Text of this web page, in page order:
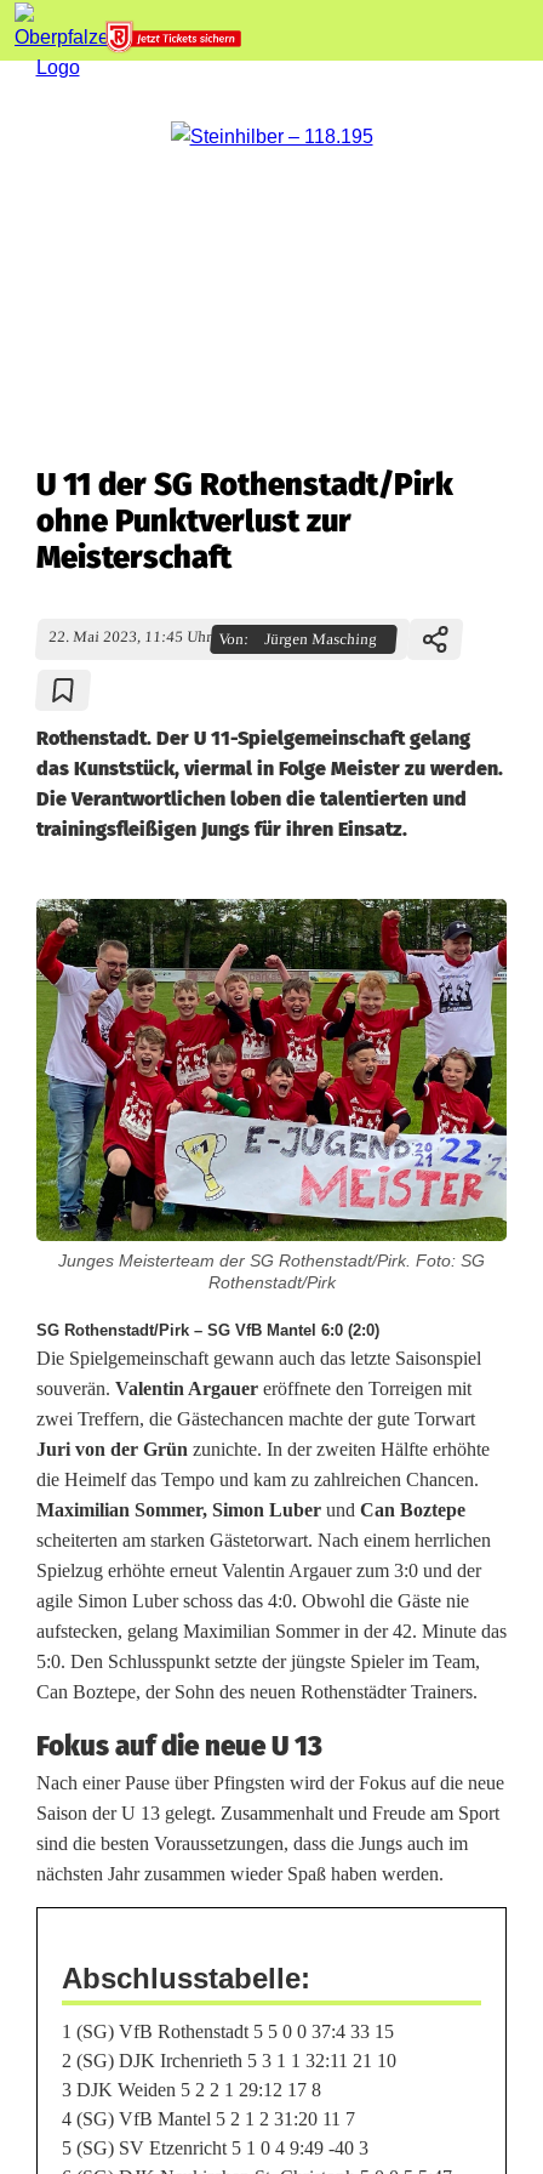
U 11 der SG Rothenstadt/Pirk
ohne Punktverlust zur
Meisterschaft
22. Mai 2023, 11:45 Uhr Von: Jürgen Masching
Rothenstadt. Der U 11-Spielgemeinschaft gelang
das Kunststück, viermal in Folge Meister zu werden.
Die Verantwortlichen loben die talentierten und
trainingsfleißigen Jungs für ihren Einsatz.
U
1
1
d
e
r
S
G
o
t
h
e
n
s
t
a
d
t
/
P
i
Junges Meisterteam der SG Rothenstadt/Pirk. Foto: SG
Rothenstadt/Pirk
SG Rothenstadt/Pirk – SG VfB Mantel 6:0 (2:0)
Die Spielgemeinschaft gewann auch das letzte Saisonspiel
souverän. Valentin Argauer eröffnete den Torreigen mit
zwei Treffern, die Gästechancen machte der gute Torwart
Juri von der Grün zunichte. In der zweiten Hälfte erhöhte
die Heimelf das Tempo und kam zu zahlreichen Chancen.
Maximilian Sommer, Simon Luber und Can Boztepe
scheiterten am starken Gästetorwart. Nach einem herrlichen
Spielzug erhöhte erneut Valentin Argauer zum 3:0 und der
agile Simon Luber schoss das 4:0. Obwohl die Gäste nie
aufstecken, gelang Maximilian Sommer in der 42. Minute das
5:0. Den Schlusspunkt setzte der jüngste Spieler im Team,
Can Boztepe, der Sohn des neuen Rothenstädter Trainers.
Fokus auf die neue U 13
Nach einer Pause über Pfingsten wird der Fokus auf die neue
Saison der U 13 gelegt. Zusammenhalt und Freude am Sport
sind die besten Voraussetzungen, dass die Jungs auch im
nächsten Jahr zusammen wieder Spaß haben werden.
Abschlusstabelle:
1 (SG) VfB Rothenstadt 5 5 0 0 37:4 33 15
2 (SG) DJK Irchenrieth 5 3 1 1 32:11 21 10
3 DJK Weiden 5 2 2 1 29:12 17 8
4 (SG) VfB Mantel 5 2 1 2 31:20 11 7
5 (SG) SV Etzenricht 5 1 0 4 9:49 -40 3